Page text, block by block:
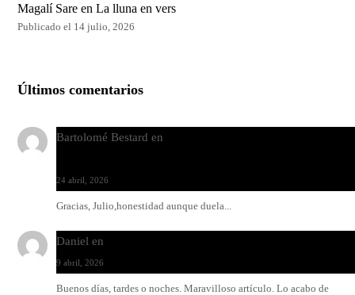
Magalí Sare en La lluna en vers
Publicado el 14 julio, 2026
Últimos comentarios
Bartolomé Bestard en
24 abril, 2026
Gracias, Julio,honestidad aunque duela...
Daniel en
9 abril, 2026
Buenos días, tardes o noches. Maravilloso artículo. Lo acabo de